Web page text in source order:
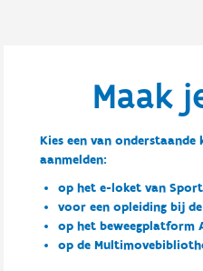
Maak
Kies een van
aanmelden:
op het e-loket van
voor een opleiding bij
op het beweegplatform
op de